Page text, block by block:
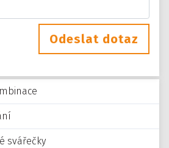
svářečky
Odeslat dotaz